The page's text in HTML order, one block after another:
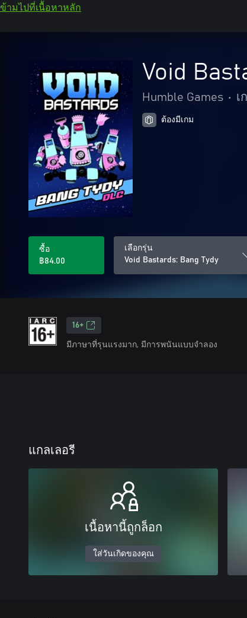
ข้ามไปที่เนื้อหาหลัก
Void
Humble Games • เ
ต้องมีเกม
ซื้อ
฿84.00
เลือกรุ่น
Void Bastards: Bang Tydy
16+
มีภาษาที่รุนแรงมาก, มีการพนันแบบจำลอง
แกลเลอรี
เนื้อหานี้ถูกล็อก
ใส่วันเกิดของคุณ